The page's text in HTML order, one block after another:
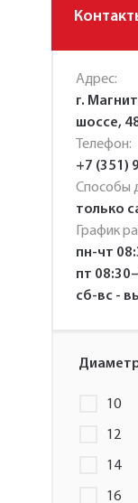
Адрес:
г.
шоссе,
Телефон:
+7 (351)
Способы
только
График
пн-чт
пт
сб-вс -
10
12
14
16